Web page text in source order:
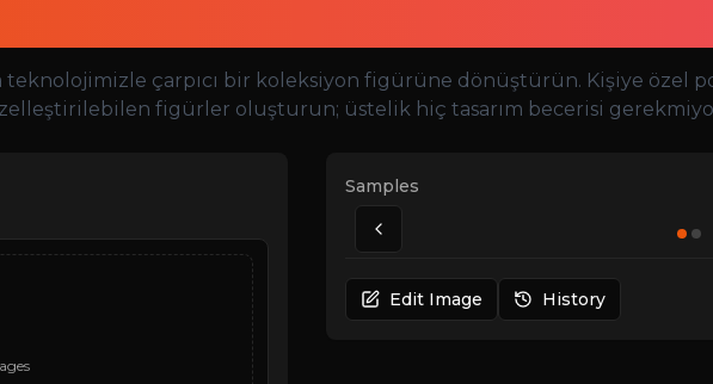
çarpıcı bir koleksiyon figürüne dönüştürün. Kişiye özel
figürler oluşturun; üstelik hiç tasarım becerisi
Samples
Edit Image History